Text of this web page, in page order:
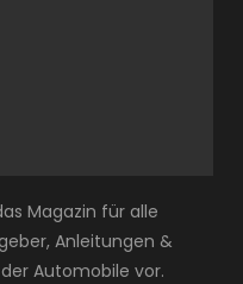
Magazin für alle
Anleitungen &
Automobile vor.